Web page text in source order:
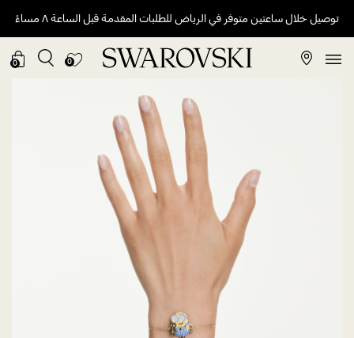
توصيل خلال ساعتين متوفر في الرياض للطلبات المقدمة قبل الساعة ٨ مساءً
0
0